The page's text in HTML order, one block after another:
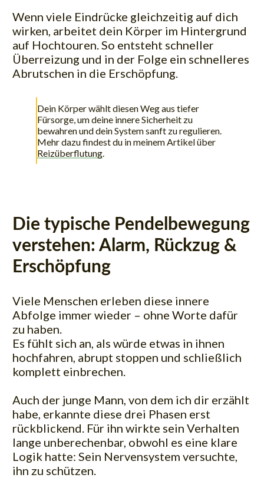
Wenn viele Eindrücke gleichzeitig auf dich
wirken, arbeitet dein Körper im Hintergrund
auf Hochtouren. So entsteht schneller
Überreizung und in der Folge ein schnelleres
Abrutschen in die Erschöpfung.
Dein Körper wählt diesen Weg aus tiefer
Fürsorge, um deine innere Sicherheit zu
bewahren und dein System sanft zu regulieren.
Mehr dazu findest du in meinem Artikel über
Reizüberflutung.
Die typische Pendelbewegung
verstehen: Alarm, Rückzug &
Erschöpfung
Viele Menschen erleben diese innere
Abfolge immer wieder – ohne Worte dafür
zu haben.
Es fühlt sich an, als würde etwas in ihnen
hochfahren, abrupt stoppen und schließlich
komplett einbrechen.
Auch der junge Mann, von dem ich dir erzählt
habe, erkannte diese drei Phasen erst
rückblickend. Für ihn wirkte sein Verhalten
lange unberechenbar, obwohl es eine klare
Logik hatte: Sein Nervensystem versuchte,
ihn zu schützen.